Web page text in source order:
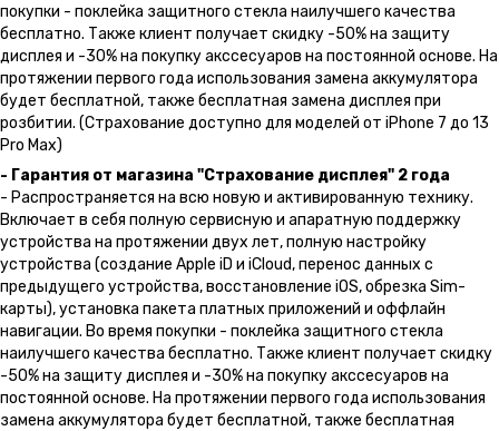
покупки - поклейка защитного стекла наилучшего качества
бесплатно. Также клиент получает скидку -50% на защиту
дисплея и -30% на покупку акссесуаров на постоянной основе. На
протяжении первого года использования замена аккумулятора
будет бесплатной, также бесплатная замена дисплея при
розбитии. (Страхование доступно для моделей от iPhone 7 до 13
Pro Max)
- Гарантия от магазина "Страхование дисплея" 2 года
- Распространяется на всю новую и активированную технику.
Включает в себя полную сервисную и апаратную поддержку
устройства на протяжении двух лет, полную настройку
устройства (создание Apple iD и iCloud, перенос данных с
предыдущего устройства, восстановление iOS, обрезка Sim-
карты), установка пакета платных приложений и оффлайн
навигации. Во время покупки - поклейка защитного стекла
наилучшего качества бесплатно. Также клиент получает скидку
-50% на защиту дисплея и -30% на покупку акссесуаров на
постоянной основе. На протяжении первого года использования
замена аккумулятора будет бесплатной, также бесплатная